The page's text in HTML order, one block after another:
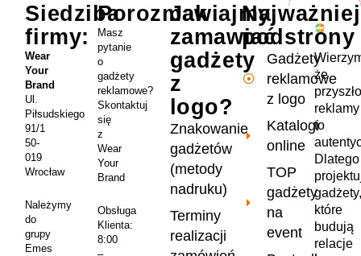
że
reklamy
to
Dlatego
gadżety,
które
budują
relacje
podstrony
Gadżety
reklamowe
z logo
Katalogi
online
TOP
gadżety
na
event
Jak
zamawiać
gadżety
z
logo?
Znakowanie
gadżetów
(metody
nadruku)
Terminy
realizacji
Porozmawiajmy
Masz
pytanie
o
gadżety
reklamowe?
Skontaktuj
się
z
Wear
Your
Brand
Obsługa
Klienta:
8:00
Siedziba
firmy:
Wear
Your
Brand
Ul.
Piłsudskiego
91/1
50-
019
Wrocław
Należymy
do
grupy
Emes